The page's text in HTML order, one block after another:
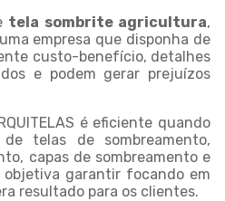
tela sombrite agricultura,
empresa que disponha de
custo-benefício, detalhes
e podem gerar prejuízos
é eficiente quando
telas de sombreamento,
capas de sombreamento e
objetiva garantir focando em
resultado para os clientes.